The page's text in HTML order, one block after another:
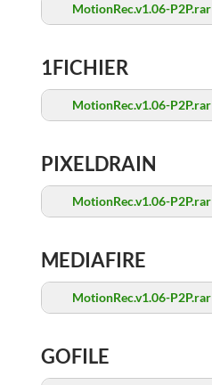
MotionRec.v1.06-P2P.rar
1FICHIER
MotionRec.v1.06-P2P.rar
PIXELDRAIN
MotionRec.v1.06-P2P.rar
MEDIAFIRE
MotionRec.v1.06-P2P.rar
GOFILE